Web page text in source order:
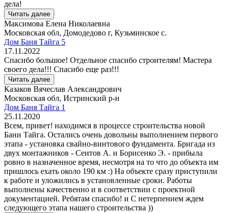
дела!
Читать далее
Максимова Елена Николаевна
Московская обл, Домодедово г, Кузьминское с.
Дом Баня Тайга 5
17.11.2022
Спасибо большое! Отдельное спасибо строителям! Мастера
своего дела!!! Спасибо еще раз!!!
Читать далее
Казаков Вячеслав Александрович
Московская обл, Истринский р-н
Дом Баня Тайга 1
25.11.2020
Всем, привет! находимся в процессе строительства новой
Бани Тайга. Остались очень довольны выполнением первого
этапа - установка свайно-винтового фундамента. Бригада из
двух монтажников - Сеитов А. и Борисенко Э. - прибыла
ровно в назначенное время, несмотря на то что до объекта им
пришлось ехать около 190 км :) На объекте сразу приступили
к работе и уложились в установленные сроки. Работы
выполнены качественно и в соответствии с проектной
документацией. Ребятам спасибо! и С нетерпением ждем
следующего этапа нашего строительства ))